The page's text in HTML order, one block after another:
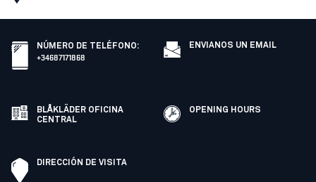
NÚMERO DE TELÉFONO:
+34687171868
ENVIANOS UN EMAIL
BLÅKLÄDER OFICINA
CENTRAL
OPENING HOURS
DIRECCIÓN DE VISITA